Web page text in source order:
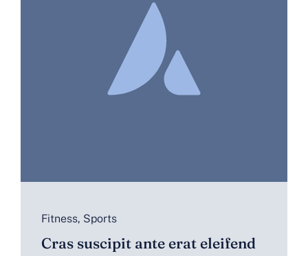
Fitness, Sports
Cras suscipit ante erat eleifend